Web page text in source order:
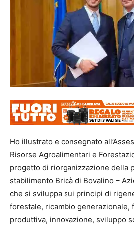
Ho illustrato e consegnato
Risorse Agroalimentari e
progetto di riorganizzazione della
stabilimento Bricà di Bovalino –
che si sviluppa sui principi di
forestale, ricambio generazionale,
produttiva, innovazione, sviluppo